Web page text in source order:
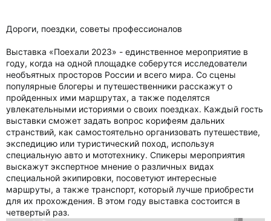
Дороги, поездки, советы профессионалов
Выставка «Поехали 2023» - единственное мероприятие в
году, когда на одной площадке соберутся исследователи
необъятных просторов России и всего мира. Со сцены
популярные блогеры и путешественники расскажут о
пройденных ими маршрутах, а также поделятся
увлекательными историями о своих поездках. Каждый гость
выставки сможет задать вопрос корифеям дальних
странствий, как самостоятельно организовать путешествие,
экспедицию или туристический поход, используя
специальную авто и мототехнику. Спикеры мероприятия
выскажут экспертное мнение о различных видах
специальной экипировки, посоветуют интересные
маршруты, а также транспорт, который лучше приобрести
для их прохождения. В этом году выставка состоится в
четвертый раз.